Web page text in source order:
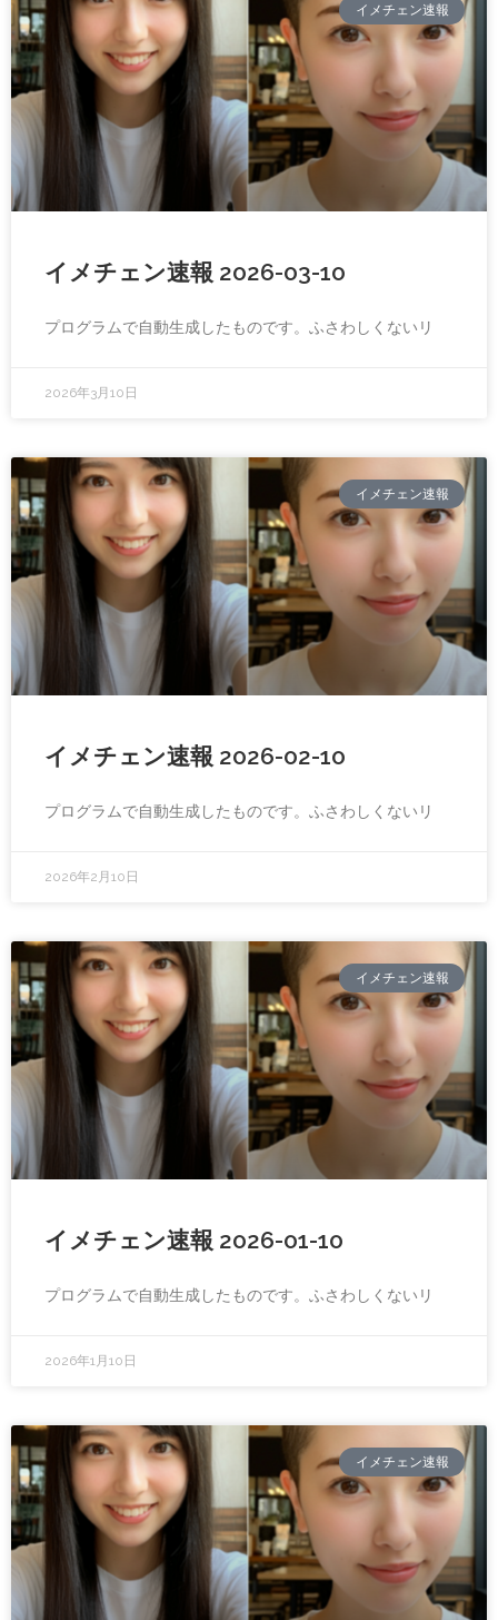
イメチェン速報
イメチェン速報 2026-03-10
プログラムで自動生成したものです。ふさわしくないリ
2026年3月10日
イメチェン速報
イメチェン速報 2026-02-10
プログラムで自動生成したものです。ふさわしくないリ
2026年2月10日
イメチェン速報
イメチェン速報 2026-01-10
プログラムで自動生成したものです。ふさわしくないリ
2026年1月10日
イメチェン速報